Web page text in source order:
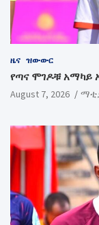
ዜና ዝውውር
የጣና ሞገዶቹ አማካይ
August 7, 2026